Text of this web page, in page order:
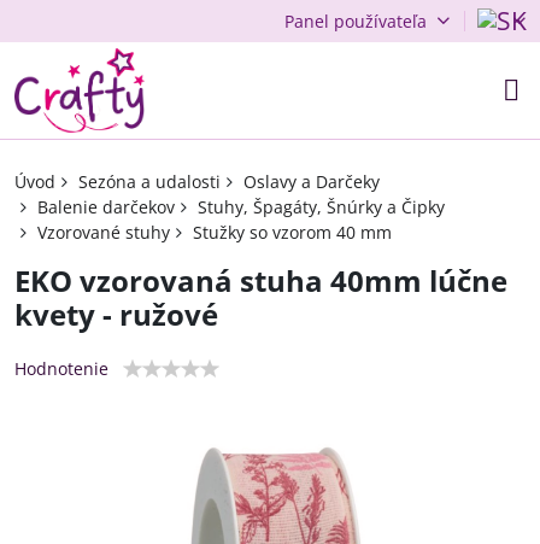
Panel používateľa
Úvod Sezóna a udalosti
Oslavy a Darčeky
Balenie darčekov
Stuhy, Špagáty, Šnúrky a Čipky
Vzorované stuhy
Stužky so vzorom 40 mm
EKO vzorovaná stuha 40mm lúčne
kvety - ružové
Hodnotenie